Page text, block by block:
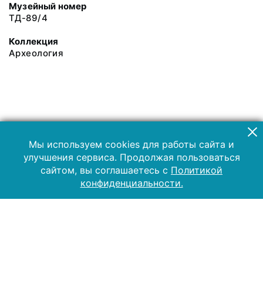
Музейный номер
ТД-89/4
Коллекция
Археология
Мы используем cookies для работы сайта и
улучшения сервиса. Продолжая пользоваться
сайтом, вы соглашаетесь с Политикой
конфиденциальности.